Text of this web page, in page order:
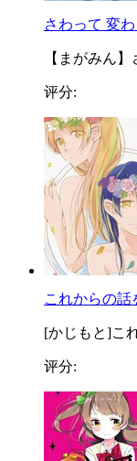
さわって 変
【まがみん
评分:
これからの話
[かじもと]こ
评分: